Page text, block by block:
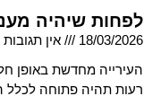
לפחות שיהיה
18/03/2026
אין תגובות
העירייה מחדשת באופן
רעות תהיה פתוחה לכלל